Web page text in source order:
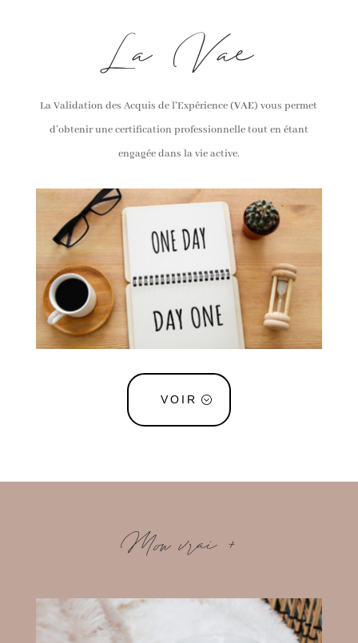
La Vae
La Validation des Acquis de l’Expérience (VAE) vous permet
d’obtenir une certification professionnelle tout en étant
engagée dans la vie active.
VOIR
Mon vrai +